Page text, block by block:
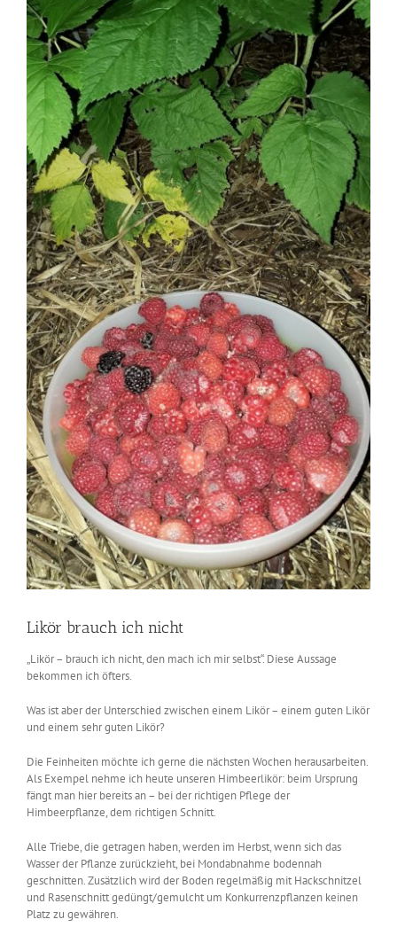
Likör brauch ich nicht
„Likör – brauch ich nicht, den mach ich mir selbst“. Diese Aussage
bekommen ich öfters.
Was ist aber der Unterschied zwischen einem Likör – einem guten Likör
und einem sehr guten Likör?
Die Feinheiten möchte ich gerne die nächsten Wochen herausarbeiten.
Als Exempel nehme ich heute unseren Himbeerlikör: beim Ursprung
fängt man hier bereits an – bei der richtigen Pflege der
Himbeerpflanze, dem richtigen Schnitt.
Alle Triebe, die getragen haben, werden im Herbst, wenn sich das
Wasser der Pflanze zurückzieht, bei Mondabnahme bodennah
geschnitten. Zusätzlich wird der Boden regelmäßig mit Hackschnitzel
und Rasenschnitt gedüngt/gemulcht um Konkurrenzpflanzen keinen
Platz zu gewähren.